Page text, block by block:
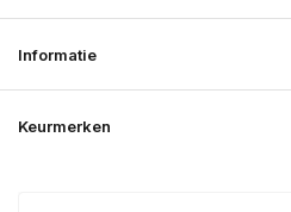
Informatie
Keurmerken